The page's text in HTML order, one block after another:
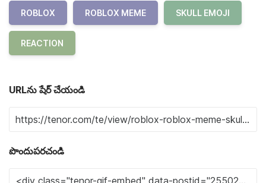
ROBLOX ROBLOX MEME SKULL EMOJI
REACTION
URLను షేర్ చేయండి
పొందుపరచండి